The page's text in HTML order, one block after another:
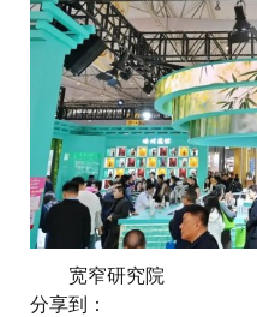
宽窄研究院
分享到：